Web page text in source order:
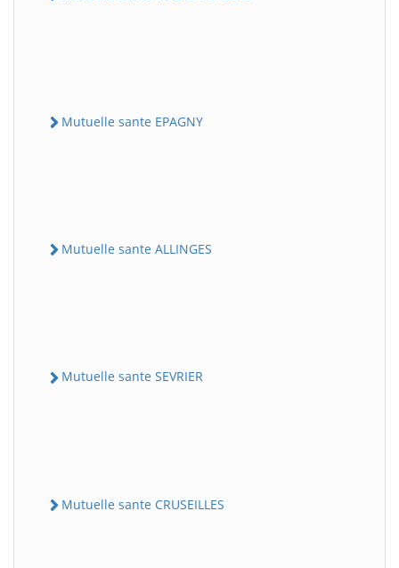
Mutuelle sante EPAGNY
Mutuelle sante ALLINGES
Mutuelle sante SEVRIER
Mutuelle sante CRUSEILLES